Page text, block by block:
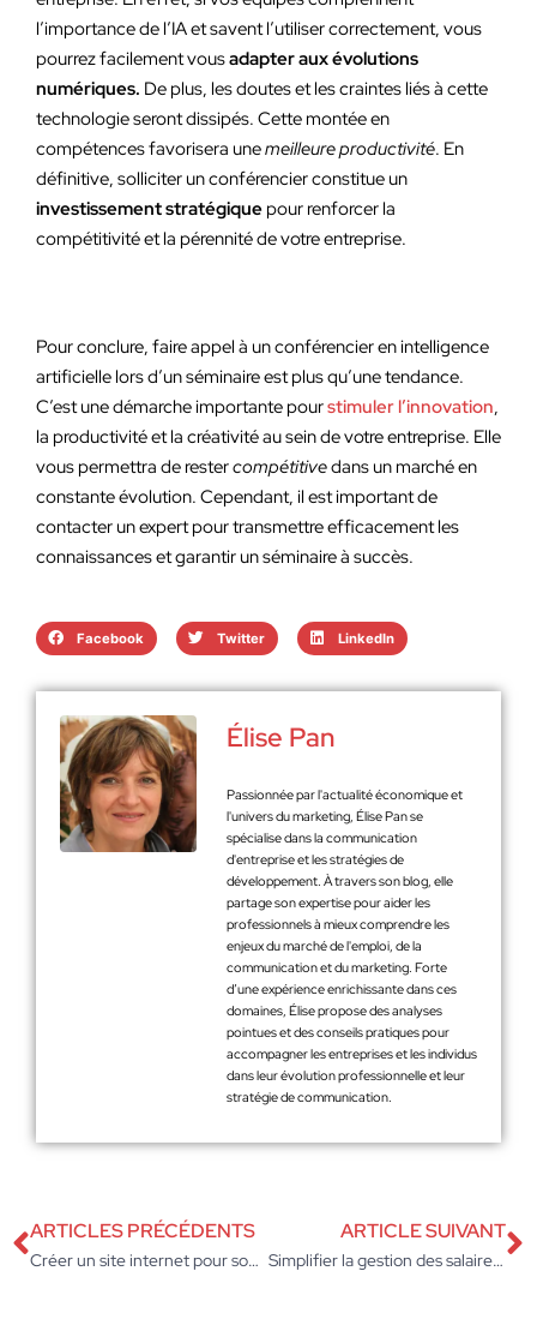
l’importance de l’IA et savent l’utiliser correctement, vous
pourrez facilement vousadapter aux évolutions
numériques. De plus, les doutes et les craintes liés à cette
technologie seront dissipés. Cette montée en
compétences favorisera unemeilleure productivité. En
définitive, solliciter un conférencier constitue un
investissement stratégique pour renforcer la
compétitivité et la pérennité de votre entreprise.
Pour conclure, faire appel à un conférencier en intelligence
artificielle lors d’un séminaire est plus qu’une tendance.
C’est une démarche importante pourstimuler l’innovation,
la productivité et la créativité au sein de votre entreprise. Elle
vous permettra de restercompétitivedans un marché en
constante évolution. Cependant, il est important de
contacter un expert pour transmettre efficacement les
connaissances et garantir un séminaire à succès.
Facebook Twitter LinkedIn
Élise Pan
Passionnée par l'actualité économique et
l'univers du marketing, Élise Pan se
spécialise dans la communication
d'entreprise et les stratégies de
développement. À travers son blog, elle
partage son expertise pour aider les
professionnels à mieux comprendre les
enjeux du marché de l'emploi, de la
communication et du marketing. Forte
d’une expérience enrichissante dans ces
domaines, Élise propose des analyses
pointues et des conseils pratiques pour
accompagner les entreprises et les individus
dans leur évolution professionnelle et leur
stratégie de communication.
ARTICLES PRÉCÉDENTS
Créer un site internet pour son entreprise : charge ou immobilisation, comment bien choisir
ARTICLE SUIVANT
Simplifier la gestion des salaires grâce à un service de paie externalisé